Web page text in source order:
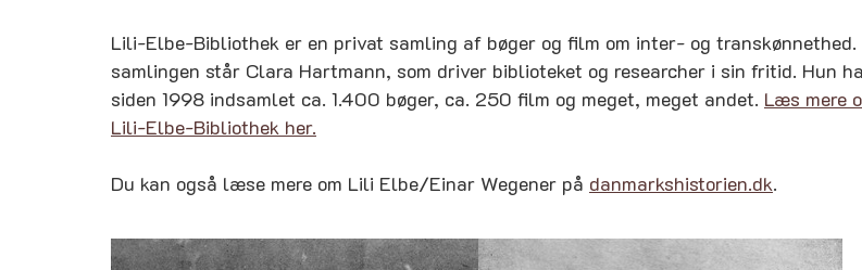
Lili-Elbe-Bibliothek er en privat samling af bøger og film om inter- og transkønnethed.
samlingen står Clara Hartmann, som driver biblioteket og researcher i sin fritid. Hun
siden 1998 indsamlet ca. 1.400 bøger, ca. 250 film og meget, meget andet. Læs mere
Lili-Elbe-Bibliothek her.
Du kan også læse mere om Lili Elbe/Einar Wegener på danmarkshistorien.dk.